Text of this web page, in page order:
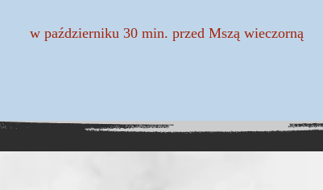
w październiku 30 min. przed Mszą wieczorną